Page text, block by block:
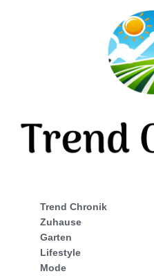
Trend Chronik
Zuhause
Garten
Lifestyle
Mode